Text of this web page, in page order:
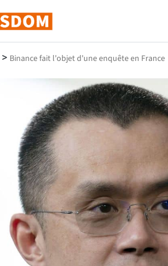
> Binance fait l'objet d'une enquête en France